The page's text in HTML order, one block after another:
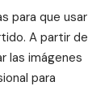
para que usar
A partir de
las imágenes
para